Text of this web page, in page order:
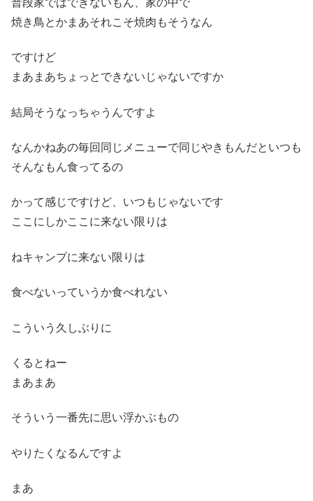
焼き鳥とかまあそれこそ焼肉もそうなん
ですけど
まあまあちょっとできないじゃないですか
結局そうなっちゃうんですよ
なんかねあの毎回同じメニューで同じやきもんだといつも
そんなもん食ってるの
かって感じですけど、いつもじゃないです
ここにしかここに来ない限りは
ねキャンプに来ない限りは
食べないっていうか食べれない
こういう久しぶりに
くるとねー
まあまあ
そういう一番先に思い浮かぶもの
やりたくなるんですよ
まあ